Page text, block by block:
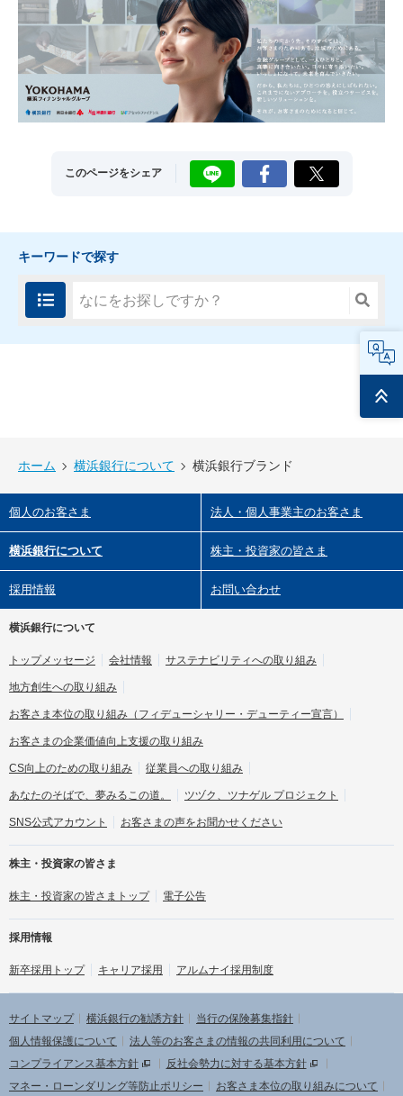
このページをシェア LINE Facebook X
キーワードで探す
トップ
ホーム 横浜銀行について 横浜銀行ブランド
個人のお客さま 法人・個人事業主のお客さま
横浜銀行について 株主・投資家の皆さま
採用情報 お問い合わせ
横浜銀行について
トップメッセージ 会社情報 サステナビリティへの取り組み
地方創生への取り組み
お客さま本位の取り組み （フィデューシャリー・デューティー宣言）
お客さまの企業価値向上支援の取り組み
CS向上のための取り組み 従業員への取り組み
あなたのそばで、夢みるこの道。 ツヅク、ツナゲル プロジェクト
SNS公式アカウント お客さまの声をお聞かせください
株主・投資家の皆さま
株主・投資家の皆さまトップ 電子公告
採用情報
新卒採用トップ キャリア採用 アルムナイ採用制度
サイトマップ 横浜銀行の勧誘方針
当行の保険募集指針
個人情報保護について
法人等のお客さまの情報の共同利用について
コンプライアンス基本方針
反社会勢力に対する基本方針
マネー・ローンダリング等防止ポリシー
お客さま本位の取り組みについて